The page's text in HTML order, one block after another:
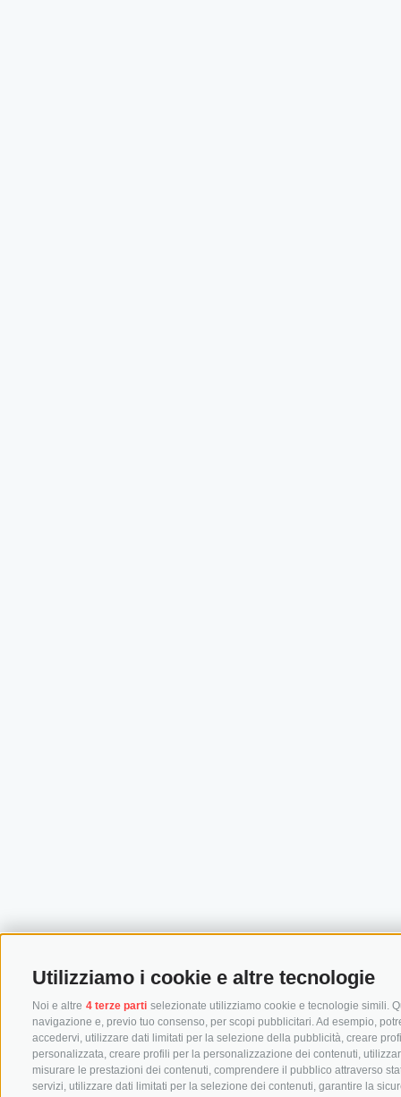
Utilizziamo i cookie e altre tecnologie
Noi e altre 4 terze parti selezionate utilizziamo cookie e tecnologie simili.
navigazione e, previo tuo consenso, per scopi pubblicitari. Ad esempio,
accedervi, utilizzare dati limitati per la selezione della pubblicità, creare
personalizzata, creare profili per la personalizzazione dei contenuti,
misurare le prestazioni dei contenuti, comprendere il pubblico attraverso
servizi, utilizzare dati limitati per la selezione dei contenuti, garantire la